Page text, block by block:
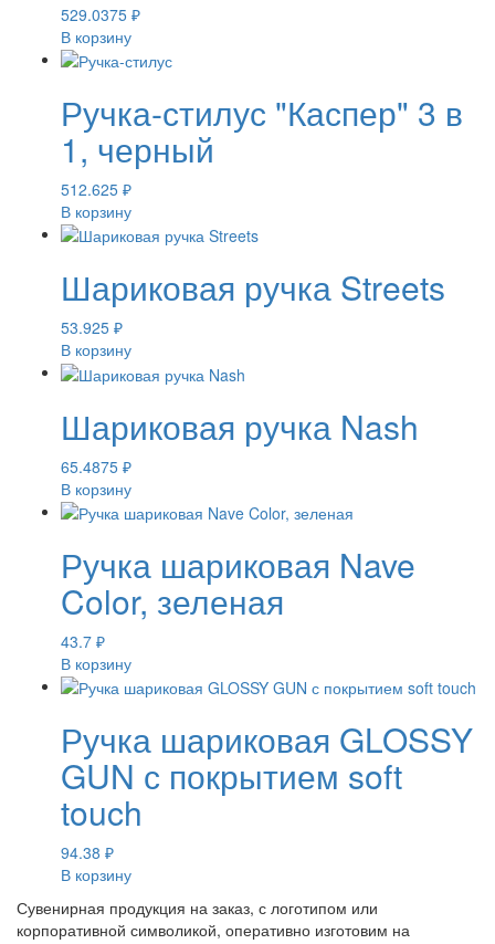
529.0375 ₽
В корзину
Ручка-стилус "Каспер" 3 в
1, черный
512.625 ₽
В корзину
Шариковая ручка Streets
53.925 ₽
В корзину
Шариковая ручка Nash
65.4875 ₽
В корзину
Ручка шариковая Nave
Color, зеленая
43.7 ₽
В корзину
Ручка шариковая GLOSSY
GUN с покрытием soft
touch
94.38 ₽
В корзину
Сувенирная продукция на заказ, с логотипом или
корпоративной символикой, оперативно изготовим на